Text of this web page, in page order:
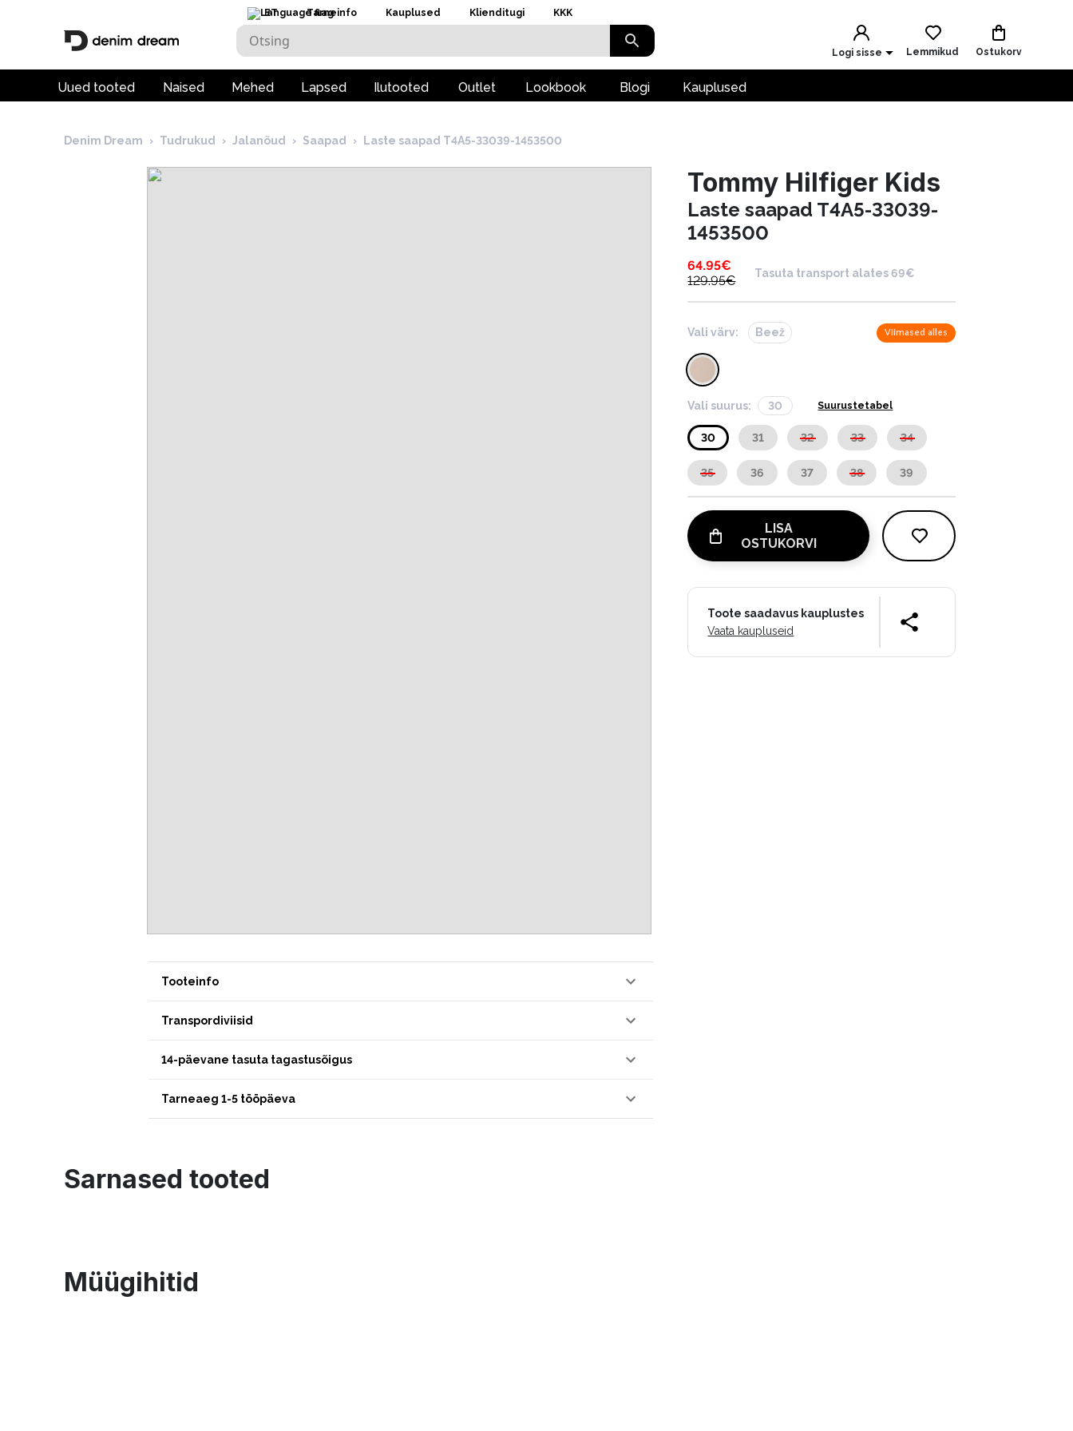
ET Tarneinfo Kauplused Klienditugi KKK
Logi sisse Lemmikud Ostukorv
Uued tooted Naised Mehed Lapsed Ilutooted Outlet Lookbook Blogi Kauplused
Denim Dream › Tudrukud › Jalanõud › Saapad › Laste saapad T4A5-33039-1453500
Tooteinfo
Transpordiviisid
14-päevane tasuta tagastusõigus
Tarneaeg 1-5 tööpäeva
Tommy Hilfiger Kids
Laste saapad T4A5-33039-
1453500
64.95€
129.95€
Tasuta transport alates 69€
Vali värv: Beež Viimased alles
Vali suurus: 30 Suurustetabel
30 31 32 33 34
35 36 37 38 39
LISA
OSTUKORVI
Toote saadavus kauplustes
Vaata kaupluseid
Sarnased tooted
Müügihitid